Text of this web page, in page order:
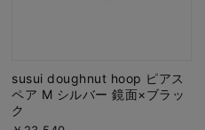
susui doughnut hoop ピアス
ペア M シルバー 鏡面×ブラッ
ク